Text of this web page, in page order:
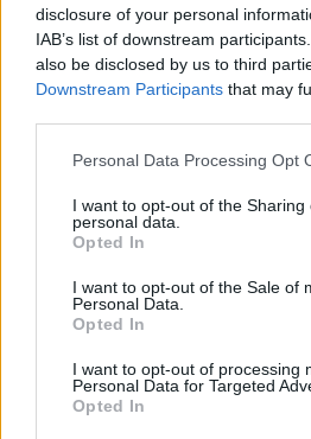
disclosure of your personal
IAB’s list of downstream
also be disclosed by us to third
Downstream Participants that may
Please note that this website/app
not limited to your visit or usage
grant or deny consent to Google
use your data for below specified
consent section.
Personal Data Processing Opt
I want to opt-out of the Sharing
personal data.
Opted In
I want to opt-out of the Sale of
Personal Data.
Opted In
I want to opt-out of processing
Personal Data for Targeted
Opted In
William Carvalho (Betis,
El luso estuvo en la rampa de
que sale desde el banquillo. Ha
puntos en sus últimas cinco
Carvalho no ha marcado gol en los
promedia 4,91 puntos por partido.
incluso mayor si en la jornada que
exigido por SofaScore para valorar
plataforma.